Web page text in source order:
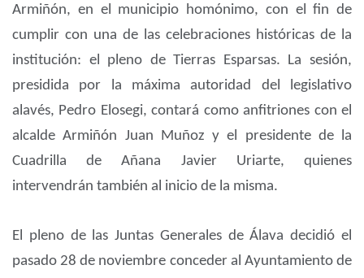
Armiñón, en el municipio homónimo, con el fin de
cumplir con una de las celebraciones históricas de la
institución: el pleno de Tierras Esparsas. La sesión,
presidida por la máxima autoridad del legislativo
alavés, Pedro Elosegi, contará como anfitriones con el
alcalde Armiñón Juan Muñoz y el presidente de la
Cuadrilla de Añana Javier Uriarte, quienes
intervendrán también al inicio de la misma.
El pleno de las Juntas Generales de Álava decidió el
pasado 28 de noviembre conceder al Ayuntamiento de